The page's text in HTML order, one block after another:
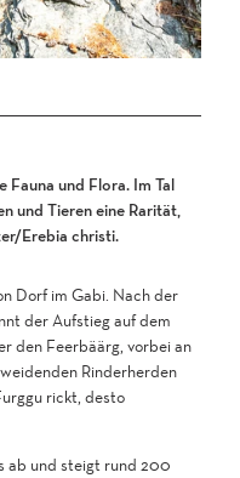
Fauna und Flora. Im Tal
und Tieren eine Rarität,
Erebia christi.
Dorf im Gabi. Nach der
der Aufstieg auf dem
den Feerbäärg, vorbei an
Rinderherden
rickt, desto
ab und steigt rund 200